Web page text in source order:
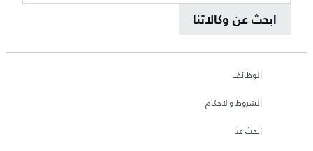
ابحث عن وكالاتنا
الوظائف
الشروط والأحكام
ابحث عنا